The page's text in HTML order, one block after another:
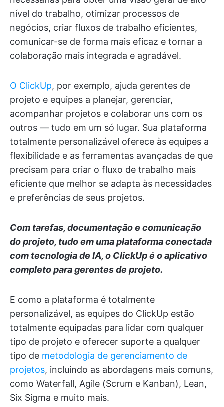
nível do trabalho, otimizar processos de
negócios, criar fluxos de trabalho eficientes,
comunicar-se de forma mais eficaz e tornar a
colaboração mais integrada e agradável.
O ClickUp, por exemplo, ajuda gerentes de
projeto e equipes a planejar, gerenciar,
acompanhar projetos e colaborar uns com os
outros — tudo em um só lugar. Sua plataforma
totalmente personalizável oferece às equipes a
flexibilidade e as ferramentas avançadas de que
precisam para criar o fluxo de trabalho mais
eficiente que melhor se adapta às necessidades
e preferências de seus projetos.
Com tarefas, documentação e comunicação
do projeto, tudo em uma plataforma conectada
com tecnologia de IA, o ClickUp é o aplicativo
completo para gerentes de projeto.
E como a plataforma é totalmente
personalizável, as equipes do ClickUp estão
totalmente equipadas para lidar com qualquer
tipo de projeto e oferecer suporte a qualquer
tipo de metodologia de gerenciamento de
projetos, incluindo as abordagens mais comuns,
como Waterfall, Agile (Scrum e Kanban), Lean,
Six Sigma e muito mais.